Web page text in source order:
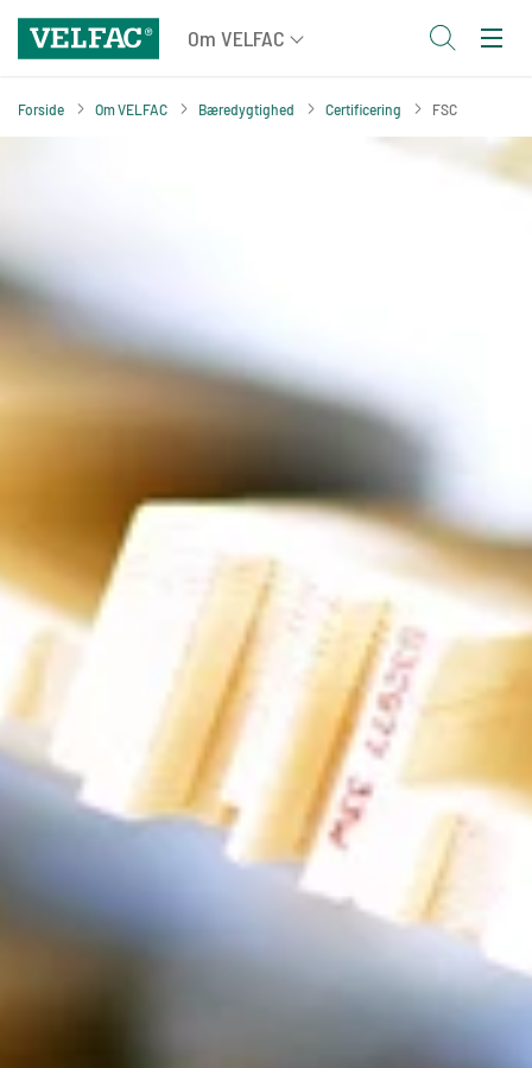
Forside Om VELFAC Bæredygtighed Certificering FSC